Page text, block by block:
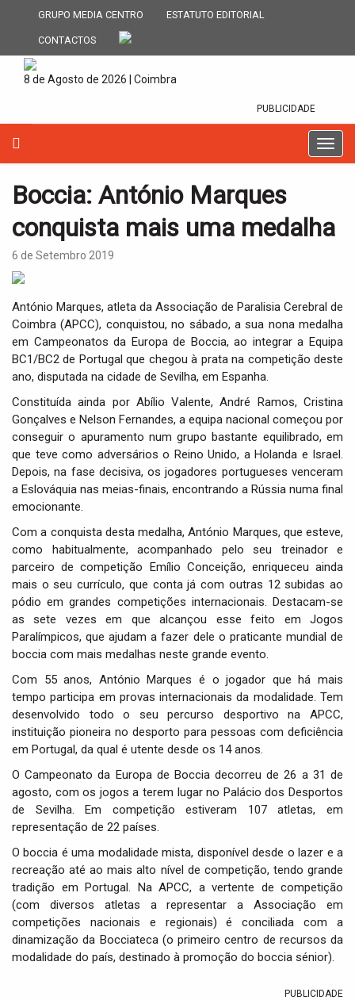
GRUPO MEDIA CENTRO ESTATUTO EDITORIAL
CONTACTOS
8 de Agosto de 2026 | Coimbra
PUBLICIDADE
T
o
e
g
a
t
i
n
Boccia: António Marques
conquista mais uma medalha
6 de Setembro 2019
António Marques, atleta da Associação de Paralisia Cerebral de
Coimbra (APCC), conquistou, no sábado, a sua nona medalha
em Campeonatos da Europa de Boccia, ao integrar a Equipa
BC1/BC2 de Portugal que chegou à prata na competição deste
ano, disputada na cidade de Sevilha, em Espanha.
Constituída ainda por Abílio Valente, André Ramos, Cristina
Gonçalves e Nelson Fernandes, a equipa nacional começou por
conseguir o apuramento num grupo bastante equilibrado, em
que teve como adversários o Reino Unido, a Holanda e Israel.
Depois, na fase decisiva, os jogadores portugueses venceram
a Eslováquia nas meias-finais, encontrando a Rússia numa final
emocionante.
Com a conquista desta medalha, António Marques, que esteve,
como habitualmente, acompanhado pelo seu treinador e
parceiro de competição Emílio Conceição, enriqueceu ainda
mais o seu currículo, que conta já com outras 12 subidas ao
pódio em grandes competições internacionais. Destacam-se
as sete vezes em que alcançou esse feito em Jogos
Paralímpicos, que ajudam a fazer dele o praticante mundial de
boccia com mais medalhas neste grande evento.
Com 55 anos, António Marques é o jogador que há mais
tempo participa em provas internacionais da modalidade. Tem
desenvolvido todo o seu percurso desportivo na APCC,
instituição pioneira no desporto para pessoas com deficiência
em Portugal, da qual é utente desde os 14 anos.
O Campeonato da Europa de Boccia decorreu de 26 a 31 de
agosto, com os jogos a terem lugar no Palácio dos Desportos
de Sevilha. Em competição estiveram 107 atletas, em
representação de 22 países.
O boccia é uma modalidade mista, disponível desde o lazer e a
recreação até ao mais alto nível de competição, tendo grande
tradição em Portugal. Na APCC, a vertente de competição
(com diversos atletas a representar a Associação em
competições nacionais e regionais) é conciliada com a
dinamização da Bocciateca (o primeiro centro de recursos da
modalidade do país, destinado à promoção do boccia sénior).
PUBLICIDADE